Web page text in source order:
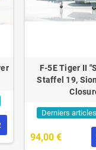
F-5E Tiger II
Staffel 19,
Derniers
94,00 €